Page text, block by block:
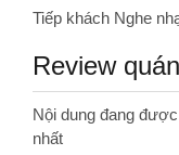
Tiếp khách Nghe
Review
Nội dung đang
nhất